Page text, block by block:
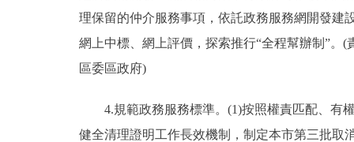
理保留的仲介服務事項，依託政務服務網開發建
網上中標、網上評價，探索推行“全程幫辦制”。
區委區政府)
4.規範政務服務標準。(1)按照權責匹配、有權
健全清理證明工作長效機制，制定本市第三批取